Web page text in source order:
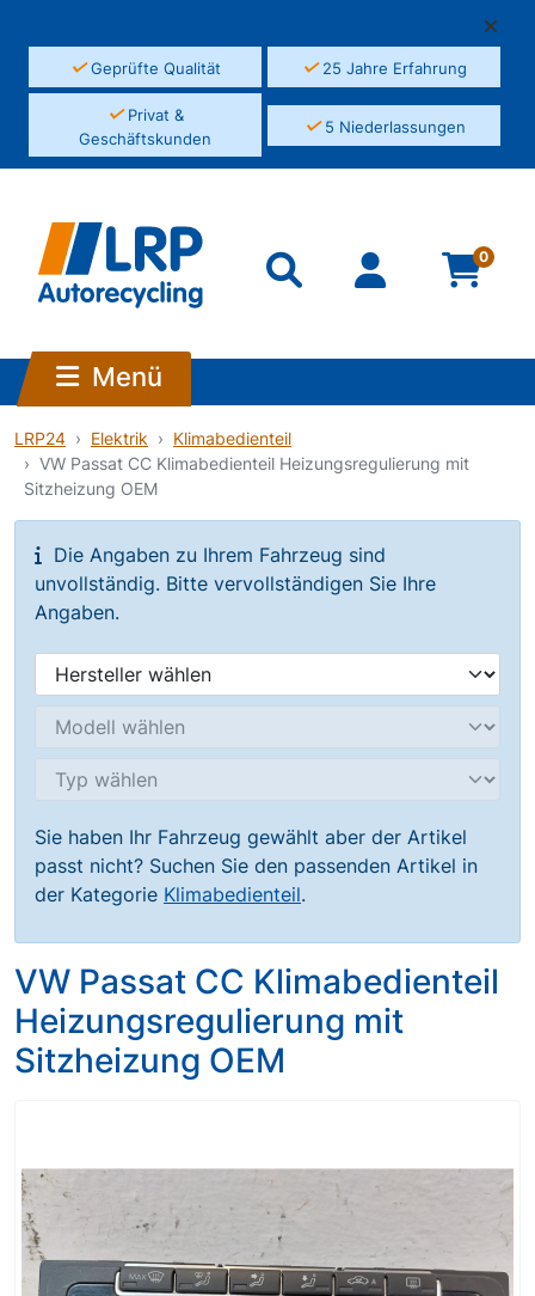
✓Geprüfte Qualität ✓25 Jahre Erfahrung
✓Privat &
Geschäftskunden
✓5 Niederlassungen
0
Menü
LRP24 Elektrik
Klimabedienteil
VW Passat CC Klimabedienteil Heizungsregulierung mit
Sitzheizung OEM
Die Angaben zu Ihrem Fahrzeug sind
unvollständig. Bitte vervollständigen Sie Ihre
Angaben.
Sie haben Ihr Fahrzeug gewählt aber der Artikel
passt nicht? Suchen Sie den passenden Artikel in
der Kategorie Klimabedienteil.
VW Passat CC Klimabedienteil
Heizungsregulierung mit
Sitzheizung OEM